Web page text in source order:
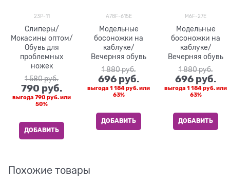
23P-11
Слиперы/
Мокасины оптом/
Обувь для
проблемных
ножек
1 580 руб.
790 руб.
выгода 790 руб.или
50%
ДОБАВИТЬ
A78F-615E
Модельные
босоножки на
каблуке/
Вечерняя обувь
1 880 руб.
696 руб.
выгода 1 184 руб.или
63%
ДОБАВИТЬ
M6F-27E
Модельные
босоножки на
каблуке/
Вечерняя обувь
1 880 руб.
696 руб.
выгода 1 184 руб.или
63%
ДОБАВИТЬ
Похожие товары